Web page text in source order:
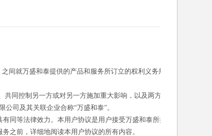
间就万盛和泰提供的产品和服务所订立的权利义务规
同控制另一方或对另一方施加重大影响，以及两方或
司及其关联企业合称“万盛和泰”。
同等法律效力。本用户协议是用户接受万盛和泰所提
之前，详细地阅读本用户协议的所有内容。